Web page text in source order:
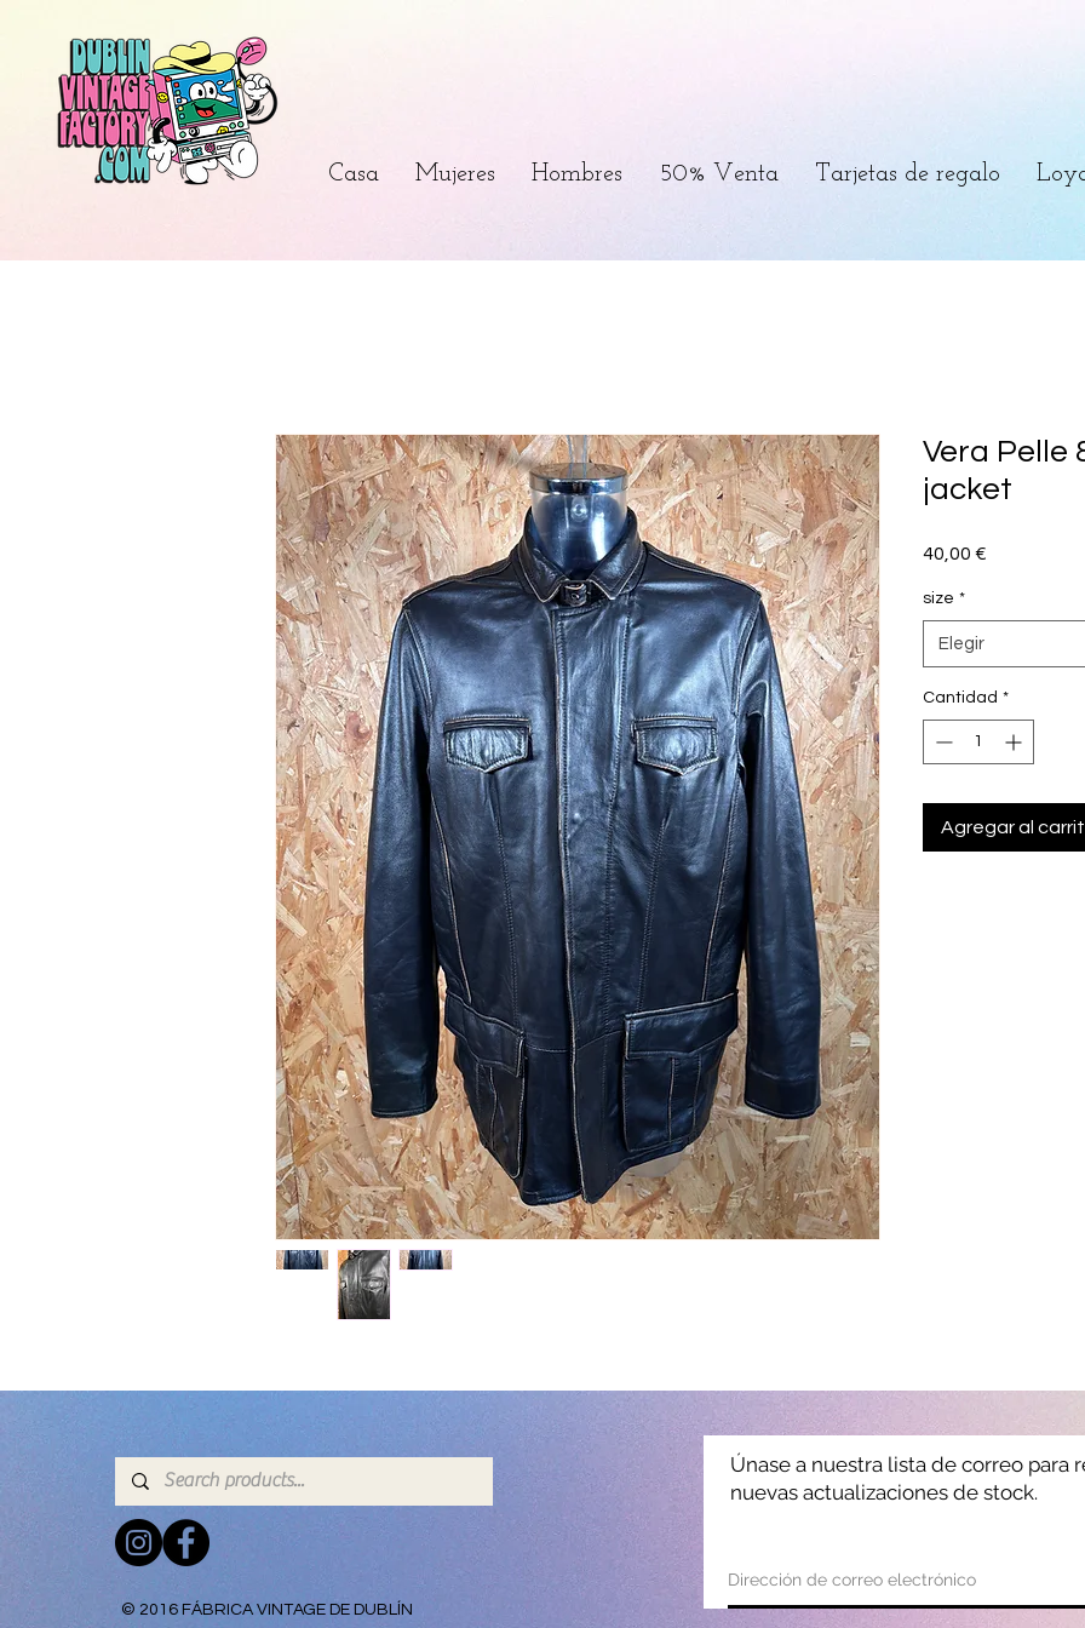
Casa Mujeres Hombres 50% Venta Tarjetas de regalo
Vera Pelle
jacket
40,00 €
size *
Elegir
Cantidad *
Agregar al
Únase a nuestra lista de correo para
nuevas actualizaciones de stock.
© 2016 FÁBRICA VINTAGE DE DUBLÍN